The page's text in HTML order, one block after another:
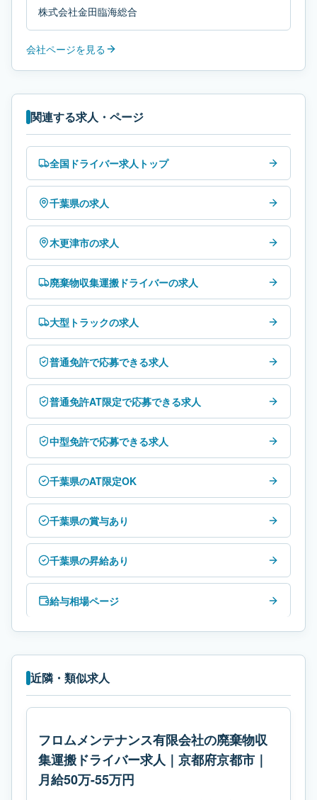
株式会社金田臨海総合
会社ページを見る
関連する求人・ページ
全国ドライバー求人トップ
千葉県の求人
木更津市の求人
廃棄物収集運搬ドライバーの求人
大型トラックの求人
普通免許で応募できる求人
普通免許AT限定で応募できる求人
中型免許で応募できる求人
千葉県のAT限定OK
千葉県の賞与あり
千葉県の昇給あり
給与相場ページ
近隣・類似求人
フロムメンテナンス有限会社の廃棄物収
集運搬ドライバー求人｜京都府京都市｜
月給50万-55万円